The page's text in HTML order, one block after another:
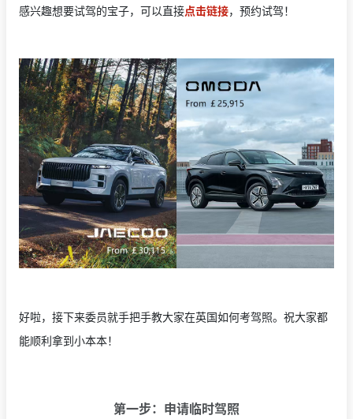
感兴趣想要试驾的宝子，可以直接点击链接，预约试驾！
好啦，接下来委员就手把手教大家在英国如何考驾照。祝大家都
能顺利拿到小本本！
第一步：申请临时驾照